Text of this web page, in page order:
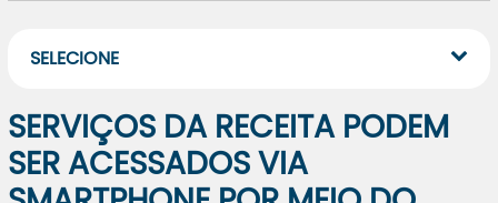
SELECIONE
SERVIÇOS DA RECEITA PODEM
SER ACESSADOS VIA